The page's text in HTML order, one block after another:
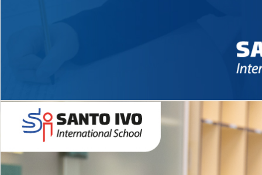
Novidades 2026 High School